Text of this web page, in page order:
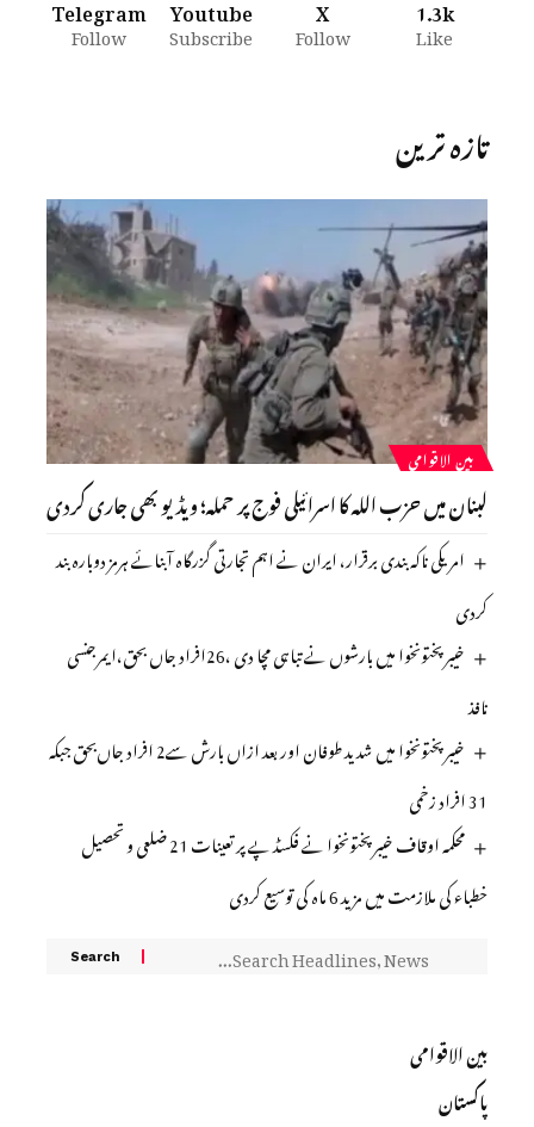
1.3k
Like
X
Follow
Youtube
Subscribe
Telegram
Follow
تازہ ترین
بین الاقوامی
لبنان میں حزب اللہ کا اسرائیلی فوج پر حملہ؛ ویڈیو بھی جاری کردی
امریکی ناکہ بندی برقرار، ایران نے اہم تجارتی گزرگاہ آبنائے ہرمز دوبارہ بند
کردی
خیبر پختونخوا میں بارشوں نے تباہی مچا دی ،26افراد جاں بحق،ایمرجنسی
نافذ
خیبرپختونخوا میں شدید طوفان اور بعد ازاں بارش سے2 افراد جاں‌بحق جبکہ
31 افراد زخمی
محکمہ اوقاف خیبرپختونخوا نے فکسڈ پے پر تعینات 21 ضلعی و تحصیل
خطباء کی ملازمت میں مزید 6 ماہ کی توسیع کردی
بین الاقوامی
پاکستان